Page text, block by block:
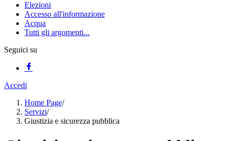
Elezioni
Accesso all'informazione
Acqua
Tutti gli argomenti...
Seguici su
Accedi
Home Page/
Servizi/
Giustizia e sicurezza pubblica